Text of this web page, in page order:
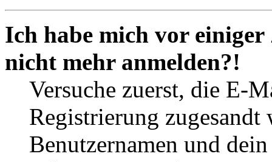
Ich habe mich vor
nicht mehr anmelden?!
Versuche zuerst, die E-
Registrierung
Benutzernamen und